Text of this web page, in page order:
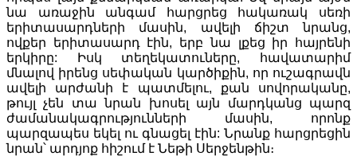
նա առաջին անգամ հարցրեց հակառակ սեռի
երիտասարդների մասին, ավելի ճիշտ նրանց,
ովքեր երիտասարդ էին, երբ նա լքեց իր հայրենի
երկիրը: Իսկ տեղեկատուները, հավատարիմ
մնալով իրենց սեփական կարծիքին, որ ուշագրավն
ավելի արժանի է պատմելու, քան սովորականը,
թույլ չեն տա նրան խոսել այն մարդկանց պարզ
ժամանակագրությունների մասին, որոնք
պարզապես եկել ու գնացել էին: Նրանք հարցրեցին
նրան՝ արդյոք հիշում է Նեթի Սերջենթին։